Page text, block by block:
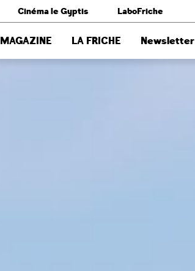
Cinéma le Gyptis LaboFriche
MAGAZINE LA FRICHE Newsletter